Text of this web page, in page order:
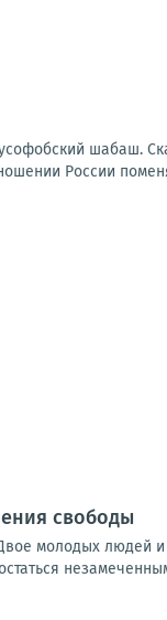
шабаш.
России
свободы
молодых людей